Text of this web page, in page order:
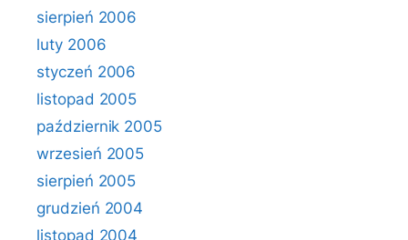
sierpień 2006
luty 2006
styczeń 2006
listopad 2005
październik 2005
wrzesień 2005
sierpień 2005
grudzień 2004
listopad 2004